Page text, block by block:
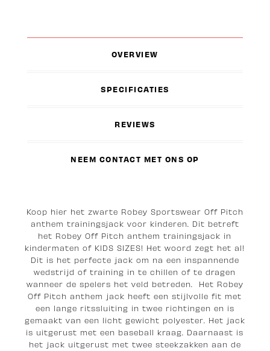
OVERVIEW
SPECIFICATIES
REVIEWS
NEEM CONTACT MET ONS OP
Koop hier het zwarte Robey Sportswear Off Pitch
anthem trainingsjack voor kinderen. Dit betreft
het Robey Off Pitch anthem trainingsjack in
kindermaten of KIDS SIZES! Het woord zegt het al!
Dit is het perfecte jack om na een inspannende
wedstrijd of training in te chillen of te dragen
wanneer de spelers het veld betreden. Het Robey
Off Pitch anthem jack heeft een stijlvolle fit met
een lange ritssluiting in twee richtingen en is
gemaakt van een licht gewicht polyester. Het jack
is uitgerust met een baseball kraag. Daarnaast is
het jack uitgerust met twee steekzakken aan de